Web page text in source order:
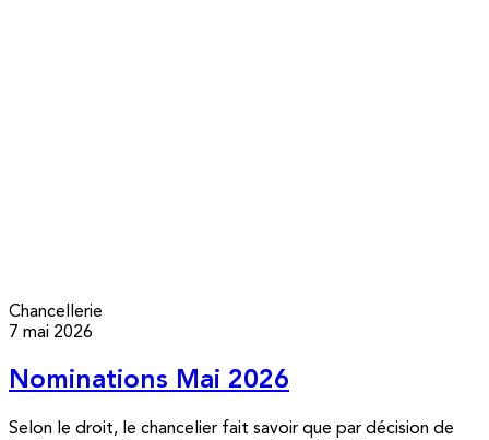
Chancellerie
7 mai 2026
Nominations Mai 2026
Selon le droit, le chancelier fait savoir que par décision de